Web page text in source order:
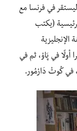
بعد نهاية أربع سنوات، وعاد في عام ١٩٦٧ ليستقر في فرنسا مع
(يكتب
الإنجليزية
في پَاوْ، ثم في